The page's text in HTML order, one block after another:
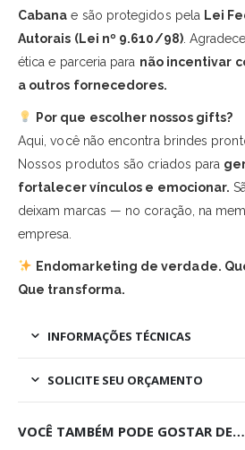
Cabana e são protegidos pela Lei
Autorais (Lei nº 9.610/98).
ética e parceria para não incentivar
a outros fornecedores.
Por que escolher nossos gifts?
Aqui, você não encontra brindes
Nossos produtos são criados para
fortalecer vínculos e emocionar.
deixam marcas — no coração, na
empresa.
Endomarketing de verdade.
Que transforma.
INFORMAÇÕES TÉCNICAS
SOLICITE SEU ORÇAMENTO
VOCÊ TAMBÉM PODE GOSTAR DE…